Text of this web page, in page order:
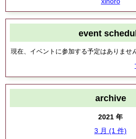
event
現在、イベントに参加する予定はありませ
archive
2021 年
3 月 (1 件)